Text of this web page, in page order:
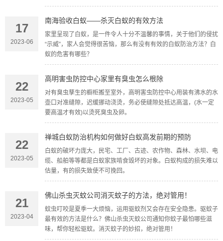
17
2023-06
南海验收白蚁——杀灭白蚁的有效方法
家里呈现了白蚁，是一件令人十分不温馨的事情，关于他们的侵扰
“示威”，家人会觉得很苦恼，那么有没有有效的白蚁防治方法？白
蚁的危害有哪些？
22
2023-05
高明害虫防控中心家里有臭虫怎么根除
对有臭虫孳生的橱柜搬至室外，高明害虫防控中心用装有沸水的水
壶口对准缝隙，迟缓挪动浇烫，务必使缝隙处抵达高温，(水一定
要高温才有效)以烫死臭虫及卵。
22
2023-05
禅城白蚁防治机构如何做好白蚁高发前期的预防
白蚁的破坏力庞大，民宅、工厂、古迹、农作物、森林、水坝、电
缆、船舶等等都是白蚁家族啃食毁坏的对象。白蚁构成的损失难以
估量，有的损失致使不可挽回。
21
2023-04
佛山杀虫灭蚊公司消灭蚊子的方法，绝对管用！
蚊虫叮咬是夏季一大烦恼，运用驱蚊剂又会存在安全隐患。驱蚊子
最有效的方法是什么？佛山杀虫灭蚊公司通知你蚊子最怕哪些滋
味，帮你轻松驱蚊。消灭蚊子的妙招，绝对管用！